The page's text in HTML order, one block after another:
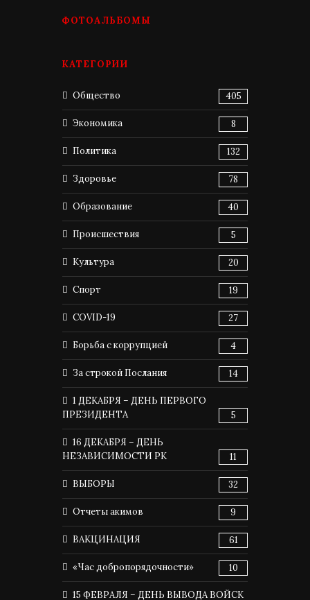
ФОТОАЛЬБОМЫ
КАТЕГОРИИ
Общество 405
Экономика 8
Политика 132
Здоровье 78
Образование 40
Происшествия 5
Культура 20
Спорт 19
COVID-19 27
Борьба с коррупцией 4
За строкой Послания 14
1 ДЕКАБРЯ – ДЕНЬ ПЕРВОГО
ПРЕЗИДЕНТА
5
16 ДЕКАБРЯ – ДЕНЬ
НЕЗАВИСИМОСТИ РК
11
ВЫБОРЫ 32
Отчеты акимов 9
ВАКЦИНАЦИЯ 61
«Час добропорядочности» 10
15 ФЕВРАЛЯ – ДЕНЬ ВЫВОДА ВОЙСК